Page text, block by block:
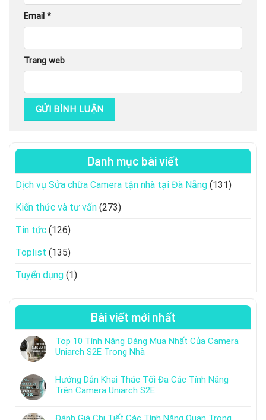
Email *
Trang web
Danh mục bài viết
Dịch vụ Sửa chữa Camera tận nhà tại Đà Nẵng (131)
Kiến thức và tư vấn (273)
Tin tức (126)
Toplist (135)
Tuyển dụng (1)
Bài viết mới nhất
Top 10 Tính Năng Đáng Mua Nhất Của Camera
Uniarch S2E Trong Nhà
Hướng Dẫn Khai Thác Tối Đa Các Tính Năng
Trên Camera Uniarch S2E